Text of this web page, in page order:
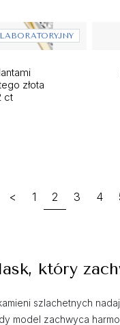
LABORATORYJNY
złota
ct
< 1 2 3 4
który
szlachetnych
model zachwyca